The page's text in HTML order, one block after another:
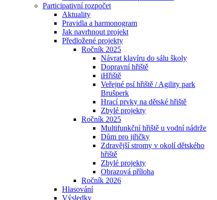
Participativní rozpočet
Aktuality
Pravidla a harmonogram
Jak navrhnout projekt
Předložené projekty
Ročník 2025
Návrat klavíru do sálu školy
Dopravní hřiště
iHřiště
Veřejné psí hřiště / Agility park
Brušperk
Hrací prvky na dětské hřiště
Zbylé projekty
Ročník 2025
Multifunkční hřiště u vodní nádrže
Dům pro jiřičky
Zdravější stromy v okolí dětského
hřiště
Zbylé projekty
Obrazová příloha
Ročník 2026
Hlasování
Výsledky